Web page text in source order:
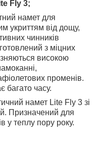
Fly 3;
намет для
укриттям від дощу,
чинників
з міцних
високою
променів.
багато часу.
намет Lite Fly 3 зі
Призначений для
у теплу пору року.